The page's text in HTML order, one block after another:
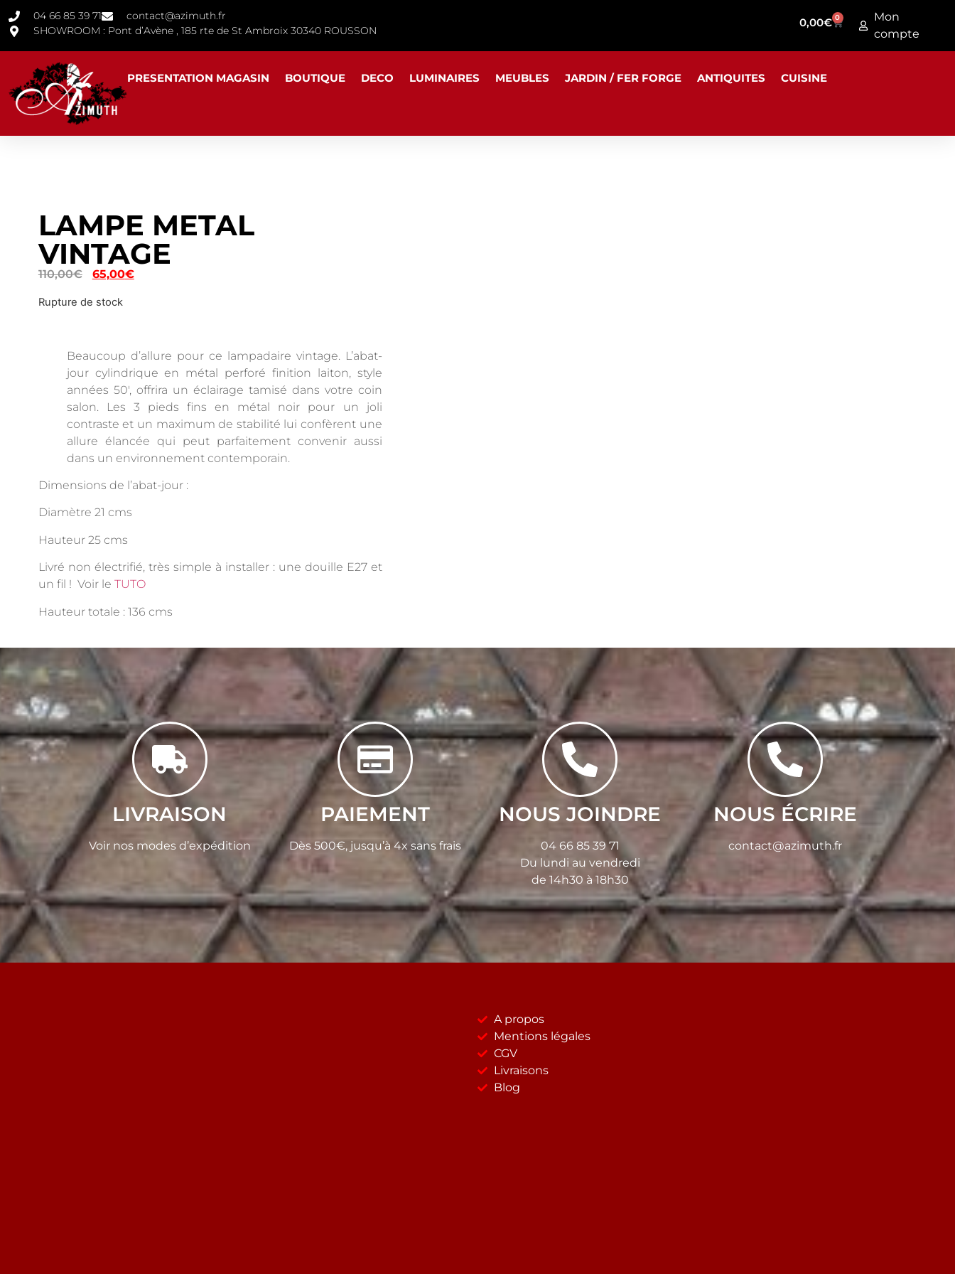
04 66 85 39 71
contact@azimuth.fr
SHOWROOM : Pont d’Avène , 185 rte de St Ambroix 30340 ROUSSON
0,00€ 0
Mon
compte
PRESENTATION MAGASIN BOUTIQUE DECO LUMINAIRES MEUBLES JARDIN / FER FORGE ANTIQUITES CUISINE
LAMPE METAL
VINTAGE
110,00€ 65,00€
Rupture de stock
Beaucoup d’allure pour ce lampadaire vintage. L’abat-
jour cylindrique en métal perforé finition laiton, style
années 50′, offrira un éclairage tamisé dans votre coin
salon. Les 3 pieds fins en métal noir pour un joli
contraste et un maximum de stabilité lui confèrent une
allure élancée qui peut parfaitement convenir aussi
dans un environnement contemporain.
Dimensions de l’abat-jour :
Diamètre 21 cms
Hauteur 25 cms
Livré non électrifié, très simple à installer : une douille E27 et
un fil ! Voir le TUTO
Hauteur totale : 136 cms
LIVRAISON
Voir nos modes d’expédition
PAIEMENT
Dès 500€, jusqu’à 4x sans frais
NOUS JOINDRE
04 66 85 39 71
Du lundi au vendredi
de 14h30 à 18h30
NOUS ÉCRIRE
contact@azimuth.fr
A propos
Mentions légales
CGV
Livraisons
Blog